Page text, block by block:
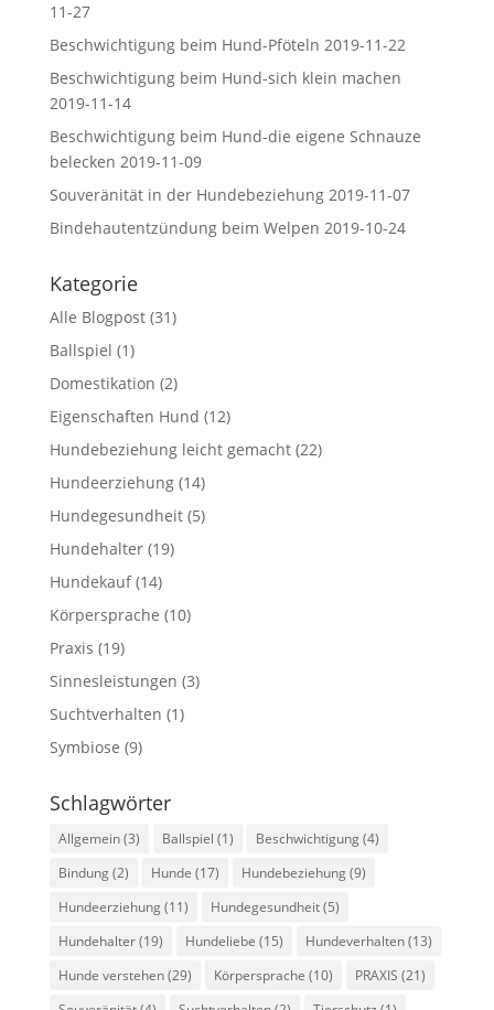
11-27
Beschwichtigung beim Hund-Pföteln 2019-11-22
Beschwichtigung beim Hund-sich klein machen
2019-11-14
Beschwichtigung beim Hund-die eigene Schnauze
belecken 2019-11-09
Souveränität in der Hundebeziehung 2019-11-07
Bindehautentzündung beim Welpen 2019-10-24
Kategorie
Alle Blogpost(31)
Ballspiel (1)
Domestikation (2)
Eigenschaften Hund (12)
Hundebeziehung leicht gemacht(22)
Hundeerziehung(14)
Hundegesundheit(5)
Hundehalter(19)
Hundekauf(14)
Körpersprache (10)
Praxis (19)
Sinnesleistungen (3)
Suchtverhalten (1)
Symbiose (9)
Schlagwörter
Allgemein(3) Ballspiel (1) Beschwichtigung(4)
Bindung(2) Hunde (17) Hundebeziehung(9)
Hundeerziehung(11) Hundegesundheit(5)
Hundehalter(19) Hundeliebe (15) Hundeverhalten(13)
Hunde verstehen(29) Körpersprache (10) PRAXIS (21)